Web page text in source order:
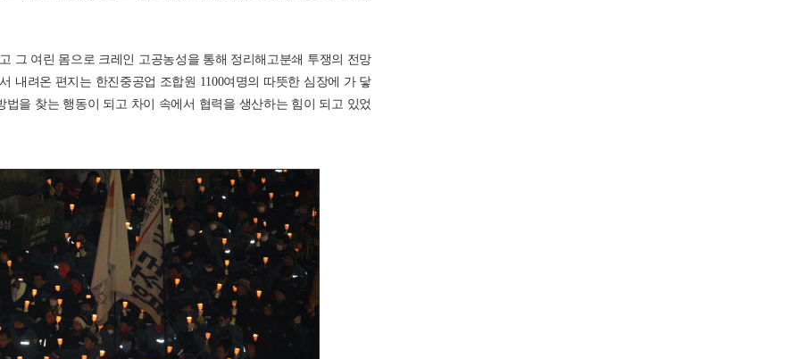
그 여린 몸으로 크레인 고공농성을 통해 정리해고분쇄 투쟁의 전망
내려온 편지는 한진중공업 조합원 1100여명의 따뜻한 심장에 가 닿
을 찾는 행동이 되고 차이 속에서 협력을 생산하는 힘이 되고 있었